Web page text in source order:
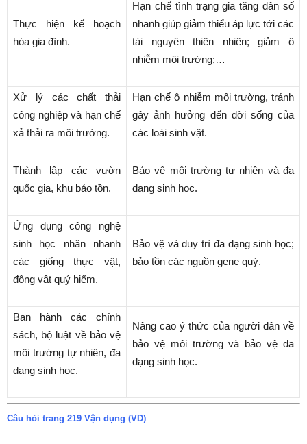
Thực hiện kế hoạch
hóa gia đình.
Hạn chế tình trạng gia tăng dân số
nhanh giúp giảm thiểu áp lực tới các
tài nguyên thiên nhiên; giảm ô
nhiễm môi trường;…
Xử lý các chất thải
công nghiệp và hạn chế
xả thải ra môi trường.
Hạn chế ô nhiễm môi trường, tránh
gây ảnh hưởng đến đời sống của
các loài sinh vật.
Thành lập các vườn
quốc gia, khu bảo tồn.
Bảo vệ môi trường tự nhiên và đa
dạng sinh học.
Ứng dụng công nghệ
sinh học nhân nhanh
các giống thực vật,
động vật quý hiếm.
Bảo vệ và duy trì đa dạng sinh học;
bảo tồn các nguồn gene quý.
Ban hành các chính
sách, bộ luật về bảo vệ
môi trường tự nhiên, đa
dạng sinh học.
Nâng cao ý thức của người dân về
bảo vệ môi trường và bảo vệ đa
dạng sinh học.
Câu hỏi trang 219 Vận dụng (VD)